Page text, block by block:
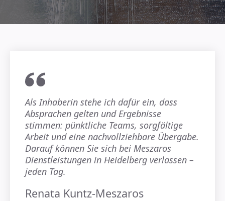
Als Inhaberin stehe ich dafür ein, dass
Absprachen gelten und Ergebnisse
stimmen: pünktliche Teams, sorgfältige
Arbeit und eine nachvollziehbare Übergabe.
Darauf können Sie sich bei Meszaros
Dienstleistungen in Heidelberg verlassen –
jeden Tag.
Renata Kuntz-Meszaros